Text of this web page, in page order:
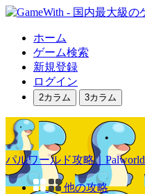
ホーム
ゲーム検索
新規登録
ログイン
2カラム 3カラム
パルワールド攻略｜Palworld
他の攻略